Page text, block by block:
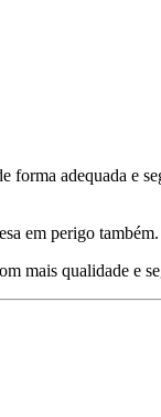
forma adequada e
em perigo também.
mais qualidade e